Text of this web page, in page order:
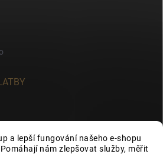
a lepší fungování našeho e-shopu
nám zlepšovat služby, měřit